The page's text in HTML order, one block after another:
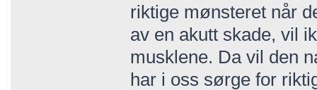
riktige mønsteret når
av en akutt skade, vil
musklene. Da vil den
har i oss sørge for